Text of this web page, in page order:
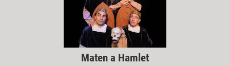
Maten a Hamlet